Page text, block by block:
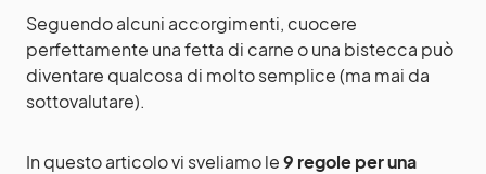
Seguendo alcuni accorgimenti, cuocere
perfettamente una fetta di carne o una bistecca può
diventare qualcosa di molto semplice (ma mai da
sottovalutare).
In questo articolo vi sveliamo le9 regole per una